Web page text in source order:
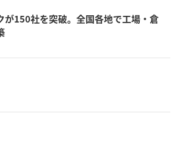
150社を突破。全国各地で工場・倉